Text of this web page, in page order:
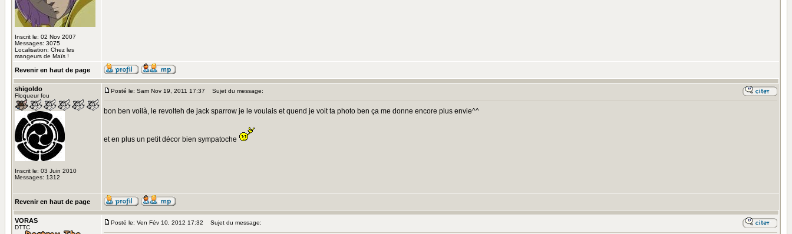
Inscrit le: 02 Nov 2007
Messages: 3075
Localisation: Chez les
mangeurs de Maïs !
Revenir en haut de page
shigoldo
Floqueur fou
Inscrit le: 03 Juin 2010
Messages: 1312
Posté le: Sam Nov 19, 2011 17:37 Sujet du message:
bon ben voilà, le revolteh de jack sparrow je le voulais et quend je voit ta photo ben ça me donne encore plus envie^^
et en plus un petit décor bien sympatoche
Revenir en haut de page
VORAS
DTTC
Posté le: Ven Fév 10, 2012 17:32 Sujet du message: